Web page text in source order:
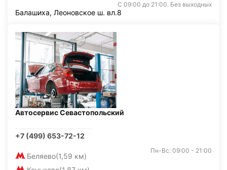
С 09:00 до 21:00. Без выходных
Балашиха, Леоновское ш. вл.8
Автосервис Севастопольский
+7 (499) 653-72-12
Беляево(1,59 км)
Пн-Вс: 09:00 - 21:00